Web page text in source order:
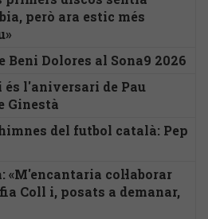
però ara estic més
Beni Dolores al Sona9 2026
és l'aniversari de Pau
Ginestà
del futbol català: Pep
«M'encantaria col·laborar
Coll i, posats a demanar,